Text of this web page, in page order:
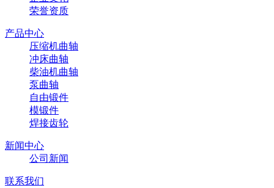
荣誉资质
产品中心
压缩机曲轴
冲床曲轴
柴油机曲轴
泵曲轴
自由锻件
模锻件
焊接齿轮
新闻中心
公司新闻
联系我们